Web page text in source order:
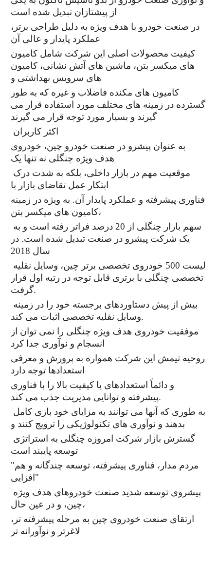
در صنعت خودرو با هدف ویژه به دلیل طراحی برتر،
کیفیت محصولات اصلی این شرکت شامل کامیون
های میکسر بتن، ماشین های آتش نشانی، کامیون
کامیون های مکنده فاضلاب و غیره که به طور
گسترده در زمینه های مختلف مورد استفاده قرار می
گیرند و بسیار مورد توجه قرار می گیرند
اکثر کاربران
به عنوان پیشرو در صنعت خودرو چین، خودروی
هدف ویژه چنگلی نه تنها یک
فناوری پیشرفته و عملکرد پایدار آن. به ویژه در زمینه
کامیون های میکسر بتن،
یک شرکت پیشرو در صنعت تبدیل شده است. در
سال 2018
تخصصی چنگلی با برتری قابل توجه در رتبه اول قرار
گرفت.
وسایل نقلیه تخصصی اثبات می کند.
موفقیت خودروی هدف ویژه چنگلی را نمی توان از
روحیه تیمش این شرکت همواره به پرورش و معرفی
و دائماً استعدادهای با کیفیت بالا را با فناوری
پیشرفته و توانایی مدیریت جذب می کند.
بدهند و نوآوری های تکنولوژیکی را ترویج کنند و
"مردم مدار، فناوری پیشرفته، توسعه چندگانه و هم
افزایی"
چین، و در عین حال،
ارتقای صنعت خودروی چین به مرحله پیشرفته تر،
لاغرتر و نوآورانه تر